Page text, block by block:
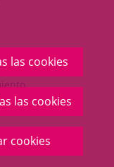
las cookies
las cookies
cookies